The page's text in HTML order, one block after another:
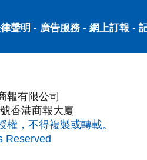
聲明 - 廣告服務- 網上訂報 -
報有限公司
香港商報大廈
，不得複製或轉載。
Reserved